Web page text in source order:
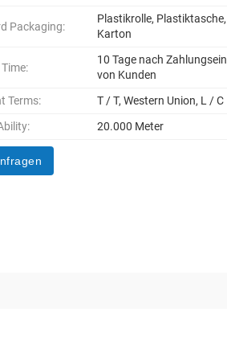
Packaging:
Plastikrolle, Plastiktasche,
Karton
10 Tage nach
von Kunden
Terms:
T / T, Western Union, L / C
20.000 Meter